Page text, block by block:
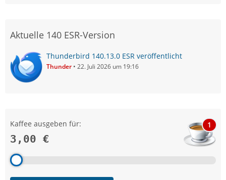
Aktuelle 140 ESR-Version
Thunderbird 140.13.0 ESR veröffentlicht
Thunder 22. Juli 2026 um 19:16
Kaffee ausgeben für:
3,00 €
1